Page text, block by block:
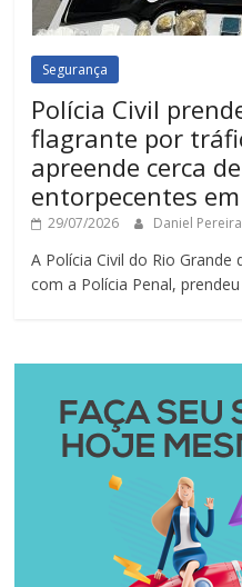
Segurança
Polícia Civil
flagrante por
apreende cerca
entorpecentes
29/07/2026 Daniel Pereira
A Polícia Civil do Rio
com a Polícia Penal,